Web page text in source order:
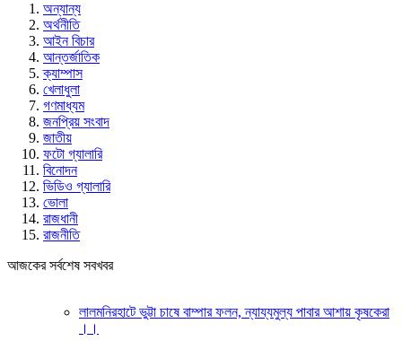
অন্যান্য
অর্থনীতি
আইন বিচার
আন্তর্জাতিক
ক্যাম্পাস
খেলাধুলা
গণমাধ্যম
জনপ্রিয় সংবাদ
জাতীয়
ফটো গ্যালারি
বিনোদন
ভিডিও গ্যালারি
ভোলা
রাজধানী
রাজনীতি
আজকের সর্বশেষ সবখবর
লালমনিরহাটে ভুট্টা চাষে বাম্পার ফলন, ন্যায্যমুল্য পাবার আশায় কৃষকেরা
।।